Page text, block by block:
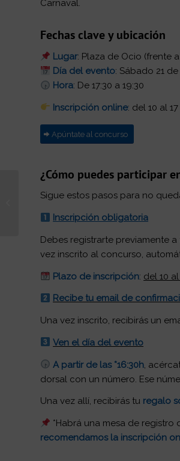
Carnaval.
Fechas clave y ubicación
Lugar: Plaza de Ocio (frente
Día del evento: Sábado 21
Hora: De 17:30 a 19:30
Inscripción online: del 10 al
Apúntate al concurso
¿Cómo puedes participar
Sigue estos pasos para no
Inscripción obligatoria
Debes registrarte previamente
vez inscrito al concurso,
Plazo de inscripción: del 10
Recibe tu email de
Una vez inscrito, recibirás un
Ven el día del evento
A partir de las *16:30h ,
dorsal con un número. Ese
Una vez allí, recibirás tu regalo
*Habrá una mesa de registro
recomendamos la inscripción
San Valentín en
Rosaleda: Tus compras
tienen premio